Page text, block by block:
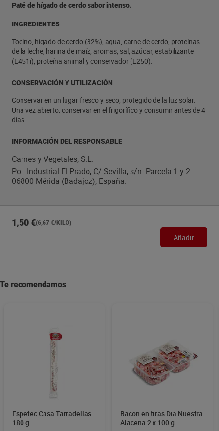
Paté de hígado de cerdo sabor intenso.
INGREDIENTES
Tocino, hígado de cerdo (32%), agua, carne de cerdo, proteínas
de la leche, harina de maíz, aromas, sal, azúcar, estabilizante
(E451i), proteína animal y conservador (E250).
CONSERVACIÓN Y UTILIZACIÓN
Conservar en un lugar fresco y seco, protegido de la luz solar.
Una vez abierto, conservar en el frigorífico y consumir antes de 4
días.
INFORMACIÓN DEL RESPONSABLE
Carnes y Vegetales, S.L.
Pol. Industrial El Prado, C/ Sevilla, s/n. Parcela 1 y 2.
06800 Mérida (Badajoz), España.
1,50 €(6,67 €/KILO)
Añadir
Te recomendamos
Espetec Casa Tarradellas
180 g
Bacon en tiras Dia Nuestra
Alacena 2 x 100 g